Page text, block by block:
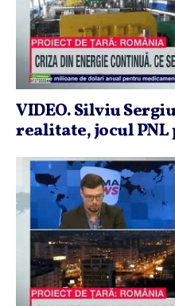
VIDEO. Silviu
realitate, jocul PNL